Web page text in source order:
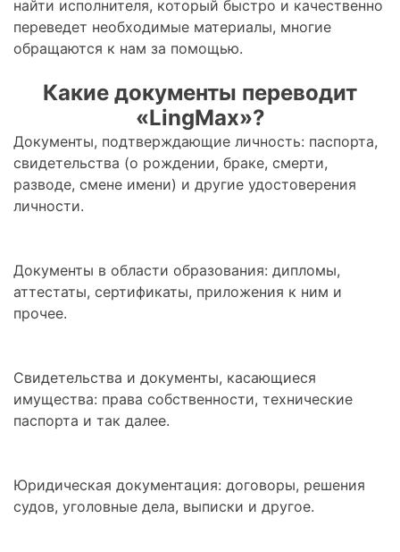
найти исполнителя, который быстро и качественно
переведет необходимые материалы, многие
обращаются к нам за помощью.
Какие документы переводит
«LingMax»?
Документы, подтверждающие личность: паспорта,
свидетельства (о рождении, браке, смерти,
разводе, смене имени) и другие удостоверения
личности.
Документы в области образования: дипломы,
аттестаты, сертификаты, приложения к ним и
прочее.
Свидетельства и документы, касающиеся
имущества: права собственности, технические
паспорта и так далее.
Юридическая документация: договоры, решения
судов, уголовные дела, выписки и другое.